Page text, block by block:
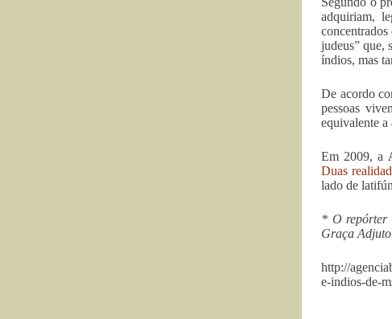
adquiriam,
concentrados
judeus” que,
índios, mas
De acordo
pessoas
equivalente
Em 2009, a
Duas
lado de
* O repórter
Graça Adjuto
http://
e-indios-de-